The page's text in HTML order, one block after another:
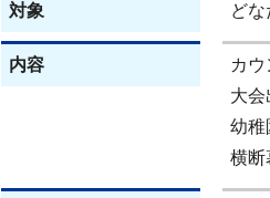
対象 ど
内容
カ
大会
幼稚
横